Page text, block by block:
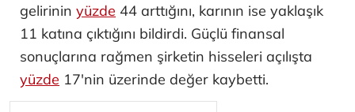
gelirinin yüzde 44 arttığını, karının ise yaklaşık
11 katına çıktığını bildirdi. Güçlü finansal
sonuçlarına rağmen şirketin hisseleri açılışta
yüzde 17'nin üzerinde değer kaybetti.